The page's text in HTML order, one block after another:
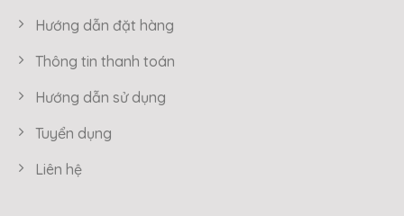
Hướng dẫn đặt hàng
Thông tin thanh toán
Hướng dẫn sử dụng
Tuyển dụng
Liên hệ